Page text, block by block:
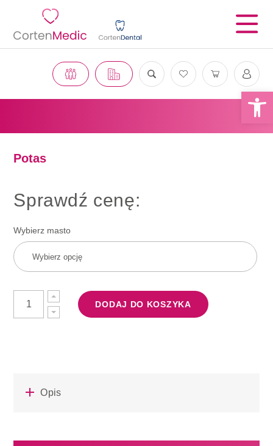
Potas
Sprawdź cenę:
Wybierz masto
DODAJ DO KOSZYKA
Opis